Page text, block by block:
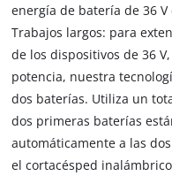
energía de batería de 36
Trabajos largos: para
de los dispositivos de 36
potencia, nuestra
dos baterías. Utiliza un
dos primeras baterías
automáticamente a las
el cortacésped